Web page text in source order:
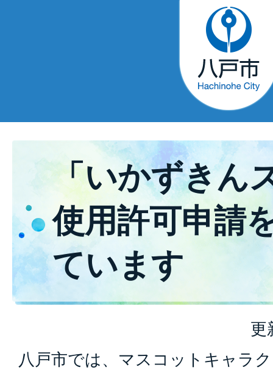
「いかずきん
使用許可申請
ています
更
八戸市では、マスコットキャラ